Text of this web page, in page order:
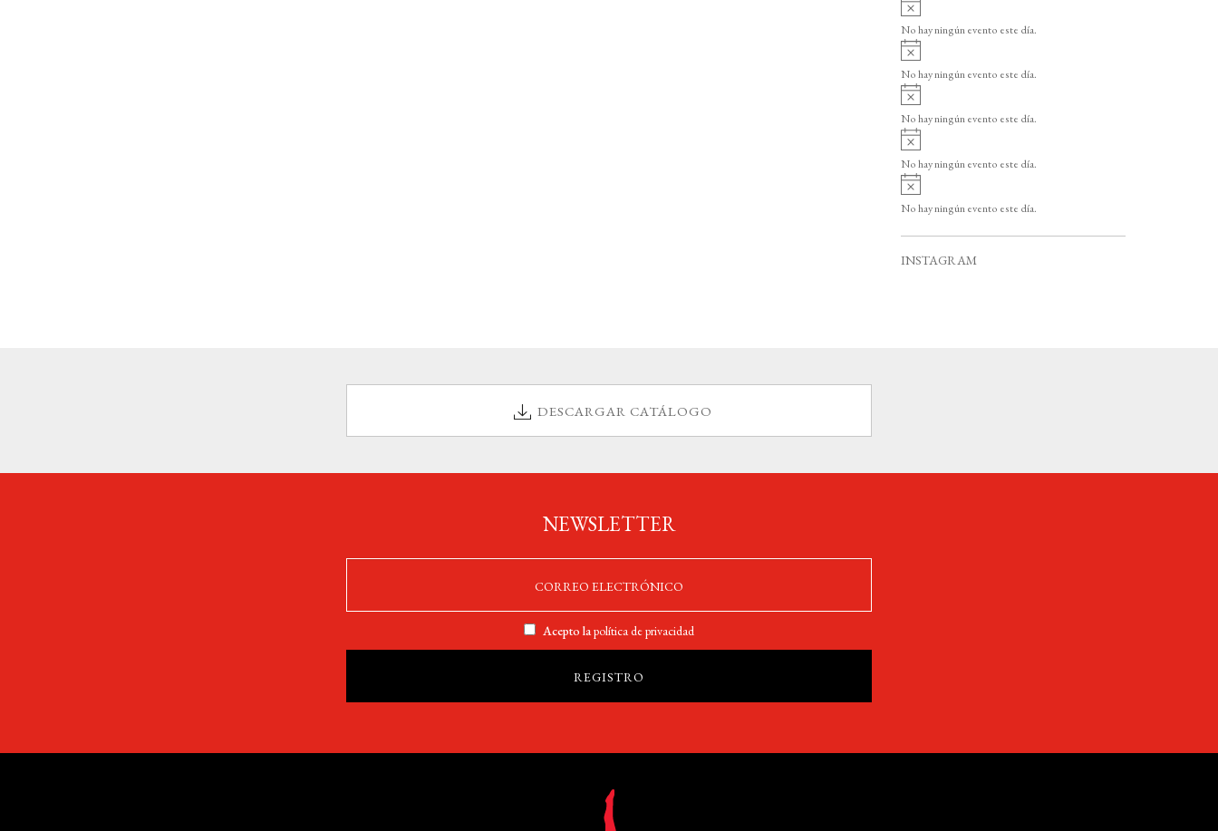
o
v
i
o
No hay ningún evento este día.
v
i
o
No hay ningún evento este día.
v
i
o
No hay ningún evento este día.
A
v
i
o
No hay ningún evento este día.
A
v
i
No hay ningún evento este día.
INSTAGRAM
DESCARGAR CATÁLOGO
NEWSLETTER
Acepto lapolítica de privacidad